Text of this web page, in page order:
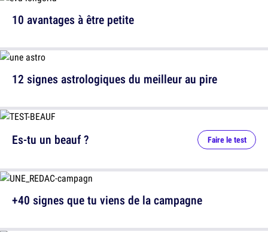
10 avantages à être petite
12 signes astrologiques du meilleur au pire
Es-tu un beauf ? Faire le test
+40 signes que tu viens de la campagne